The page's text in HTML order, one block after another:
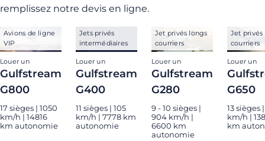
remplissez notre devis en ligne.
Avions de ligne
VIP
Louer un
Gulfstream
G800
17 sièges | 1050
km/h | 14816
km autonomie
Jets privés
intermédiaires
Louer un
Gulfstream
G400
11 sièges | 105
km/h | 7778 km
autonomie
Jet privés longs
courriers
Louer un
Gulfstream
G280
9 - 10 sièges |
904 km/h |
6600 km
autonomie
Jet privés
courriers
Louer un
G650
13 sièges
km/h |
km